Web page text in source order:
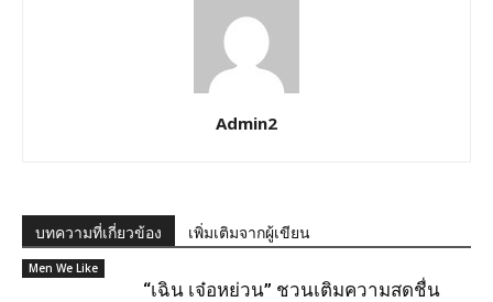
Admin2
บทความที่เกี่ยวข้อง เพิ่มเติมจากผู้เขียน
Men We Like
“เฉิน เจ๋อหย่วน” ชวนเติมความสดชื่น